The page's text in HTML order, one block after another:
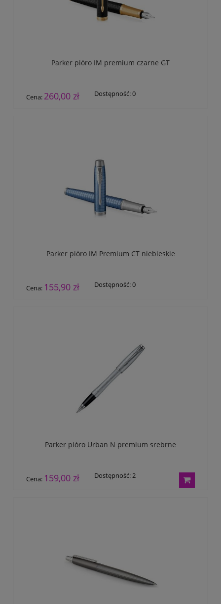
Parker pióro IM premium czarne GT
Cena: 260,00 zł Dostępność:0
Parker pióro IM Premium CT niebieskie
Cena: 155,90 zł Dostępność:0
Parker pióro Urban N premium srebrne
Cena: 159,00 zł Dostępność:2